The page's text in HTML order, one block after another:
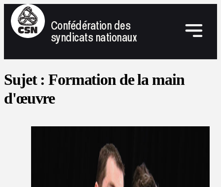
Confédération des
syndicats nationaux
Sujet :Formation de la main
d'œuvre